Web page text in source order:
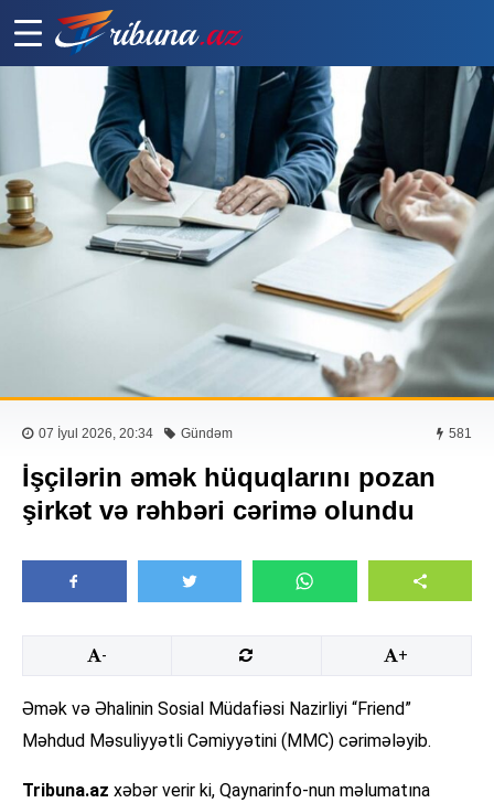
07 İyul 2026, 20:34 Gündəm 581
İşçilərin əmək hüquqlarını pozan
şirkət və rəhbəri cərimə olundu
- +
Əmək və Əhalinin Sosial Müdafiəsi Nazirliyi “Friend”
Məhdud Məsuliyyətli Cəmiyyətini (MMC) cərimələyib.
Tribuna.az xəbər verir ki, Qaynarinfo-nun məlumatına